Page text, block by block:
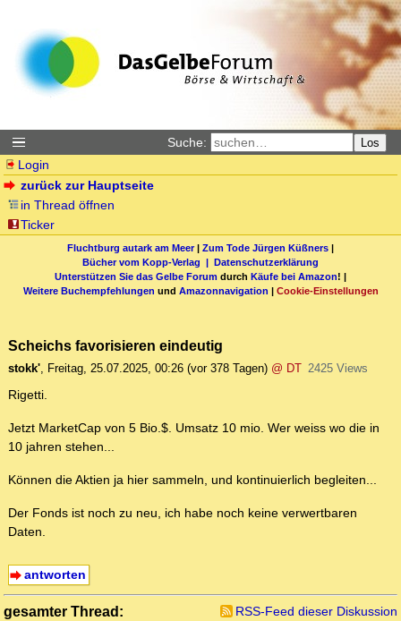
Suche: Los
Login
zurück zur Hauptseite
in Thread öffnen
Ticker
Fluchtburg autark am Meer| Zum Tode Jürgen Küßners |
Bücher vom Kopp-Verlag | Datenschutzerklärung
Unterstützen Sie das Gelbe Forum durch Käufe bei Amazon! |
Weitere Buchempfehlungen und Amazonnavigation | Cookie-Einstellungen
Scheichs favorisieren eindeutig
stokk', Freitag, 25.07.2025, 00:26 (vor 378 Tagen) @ DT 2425 Views
Rigetti.
Jetzt MarketCap von 5 Bio.$. Umsatz 10 mio. Wer weiss wo die in
10 jahren stehen...
Können die Aktien ja hier sammeln, und kontinuierlich begleiten...
Der Fonds ist noch zu neu, ich habe noch keine verwertbaren
Daten.
antworten
gesamter Thread:
RSS-Feed dieser Diskussion